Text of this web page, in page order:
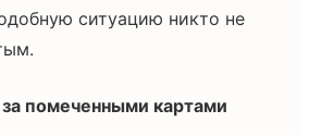
ситуацию никто не
помеченными картами